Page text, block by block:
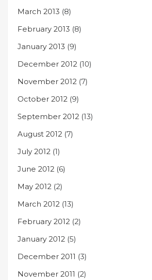
March 2013 (8)
February 2013 (8)
January 2013 (9)
December 2012 (10)
November 2012 (7)
October 2012 (9)
September 2012 (13)
August 2012 (7)
July 2012 (1)
June 2012 (6)
May 2012 (2)
March 2012 (13)
February 2012 (2)
January 2012 (5)
December 2011 (3)
November 2011 (2)